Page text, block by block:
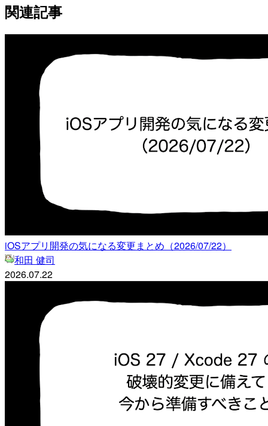
関連記事
iOSアプリ開発の気になる変更まとめ（2026/07/22）
和田 健司
2026.07.22